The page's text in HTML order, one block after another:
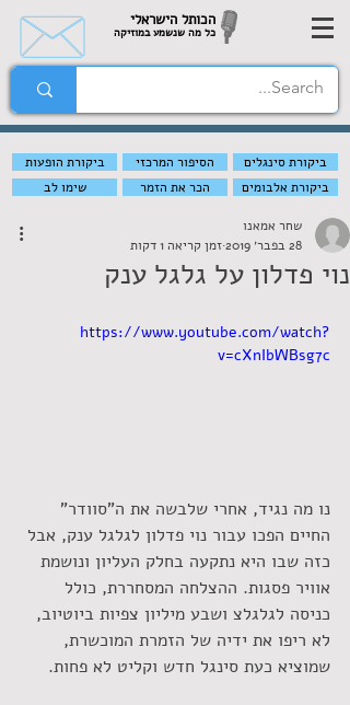
הכותל הישראלי
כל מה שנשמע במוזיקה
ביקורת הופעות הסיפור המרכזי
ביקורת סינגלים
שימו לב
הכר את הזמר ביקורת אלבומים
נוי פדלון על גלגל ענק
שחר אמאנו
28 בפבר׳ 2019
זמן קריאה 1 דקות
https://www.youtube.com/watch?
v=cXnIbWBsg7c
נו מה נגיד, אחרי שלבשה את ה"סוודר"
החיים הפכו עבור נוי פדלון לגלגל ענק, אבל
כזה שבו היא נתקעה בחלק העליון ונושמת
אוויר פסגות. ההצלחה המסחררת, כולל
כניסה לגלגלצ ושבע מיליון צפיות ביוטיוב,
לא ריפו את ידיה של הזמרת המוכשרת,
שמוציא כעת סינגל חדש וקליט לא פחות.